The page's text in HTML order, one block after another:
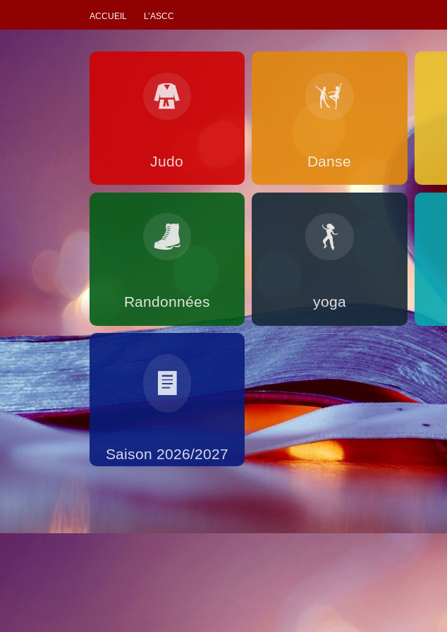
ACCUEIL L’ASCC
Judo Danse
Randonnées yoga
Saison 2026/2027